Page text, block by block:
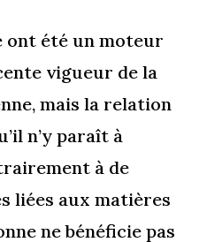
ont été un moteur
vigueur de la
mais la relation
n’y paraît à
à de
liées aux matières
ne bénéficie pas